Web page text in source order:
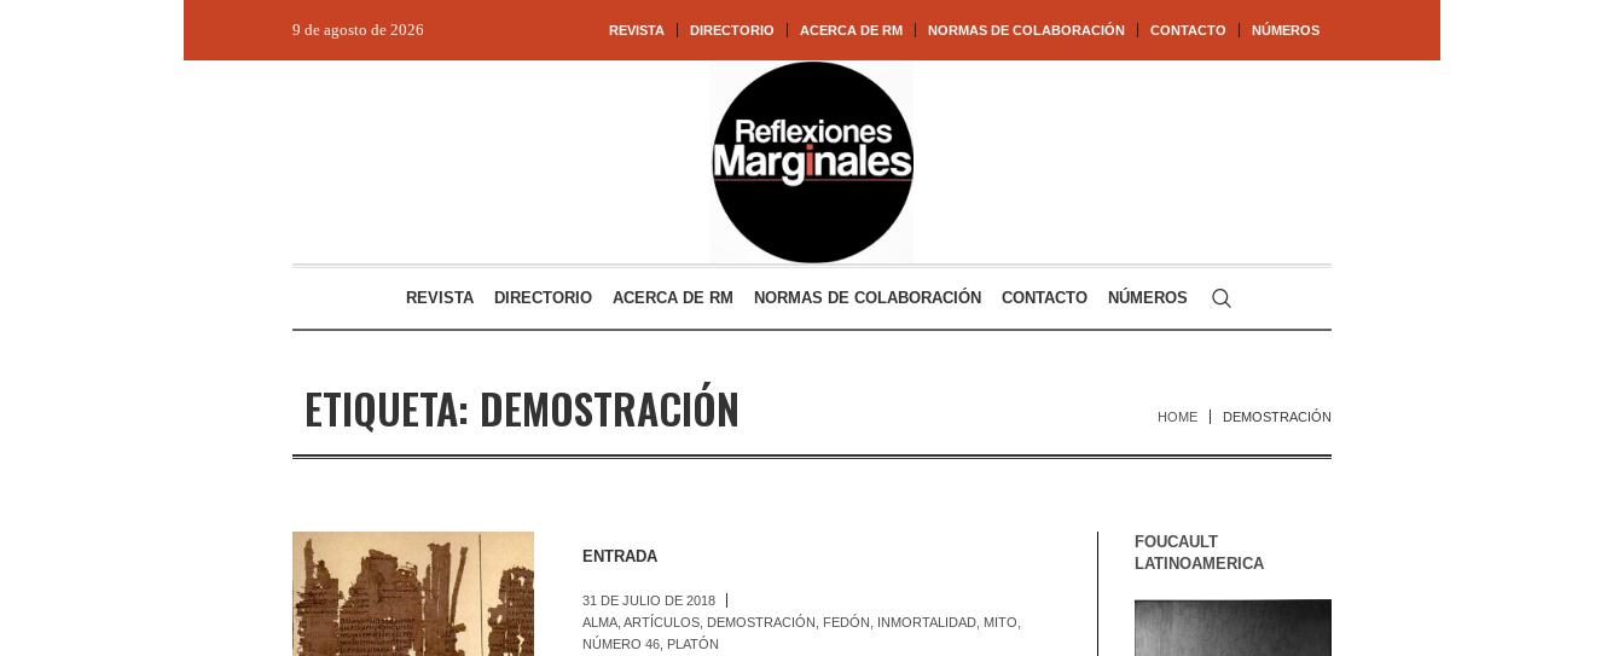
REVISTA DIRECTORIO ACERCA DE RM NORMAS DE COLABORACIÓN CONTACTO NÚMEROS
9 de agosto de 2026
REVISTA DIRECTORIO ACERCA DE RM NORMAS DE COLABORACIÓN CONTACTO NÚMEROS
ETIQUETA: DEMOSTRACIÓN HOME DEMOSTRACIÓN
ENTRADA
31 DE JULIO DE 2018
ALMA, ARTÍCULOS, DEMOSTRACIÓN FEDÓN INMORTALIDAD, MITO
NÚMERO 46, PLATÓN
FOUCAULT
LATINOAMERICA